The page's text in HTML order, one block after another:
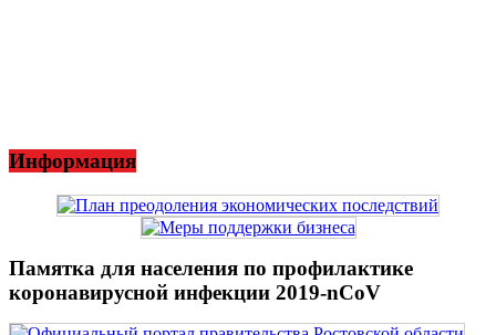
Информация
Памятка для населения по профилактике
коронавирусной инфекции 2019-nCoV